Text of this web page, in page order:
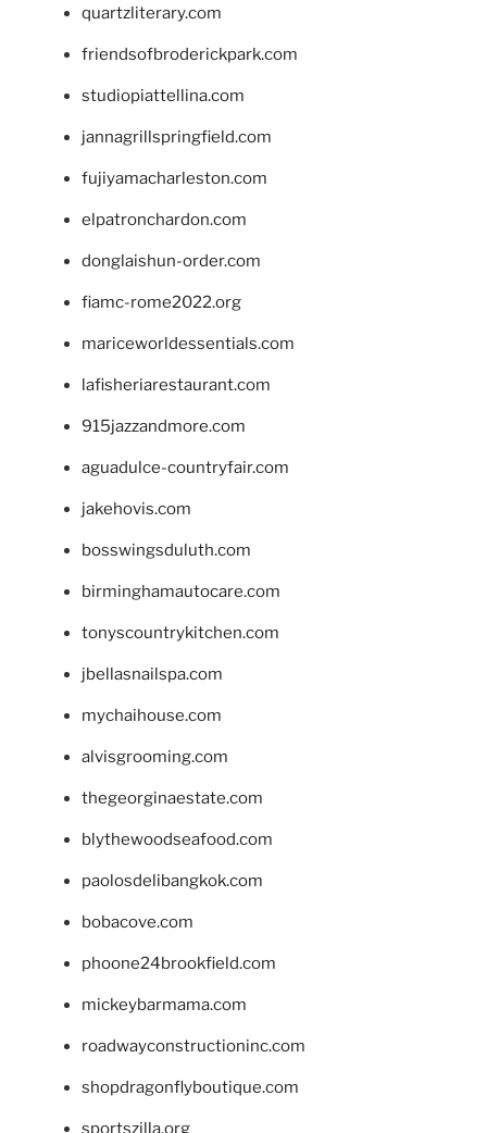
quartzliterary.com
friendsofbroderickpark.com
studiopiattellina.com
jannagrillspringfield.com
fujiyamacharleston.com
elpatronchardon.com
donglaishun-order.com
fiamc-rome2022.org
mariceworldessentials.com
lafisheriarestaurant.com
915jazzandmore.com
aguadulce-countryfair.com
jakehovis.com
bosswingsduluth.com
birminghamautocare.com
tonyscountrykitchen.com
jbellasnailspa.com
mychaihouse.com
alvisgrooming.com
thegeorginaestate.com
blythewoodseafood.com
paolosdelibangkok.com
bobacove.com
phoone24brookfield.com
mickeybarmama.com
roadwayconstructioninc.com
shopdragonflyboutique.com
sportszilla.org